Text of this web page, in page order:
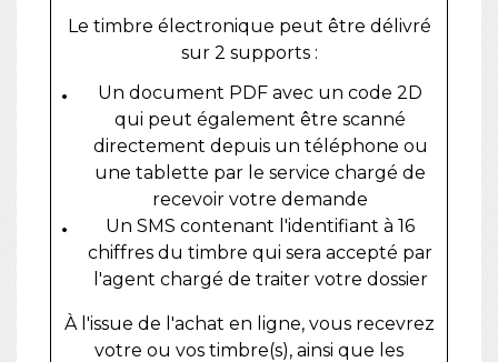
Le timbre électronique peut être délivré
sur 2 supports :
Un document PDF avec un code 2D
qui peut également être scanné
directement depuis un téléphone ou
une tablette par le service chargé de
recevoir votre demande
Un SMS contenant l'identifiant à 16
chiffres du timbre qui sera accepté par
l'agent chargé de traiter votre dossier
À l'issue de l'achat en ligne, vous recevrez
votre ou vos timbre(s), ainsi que les